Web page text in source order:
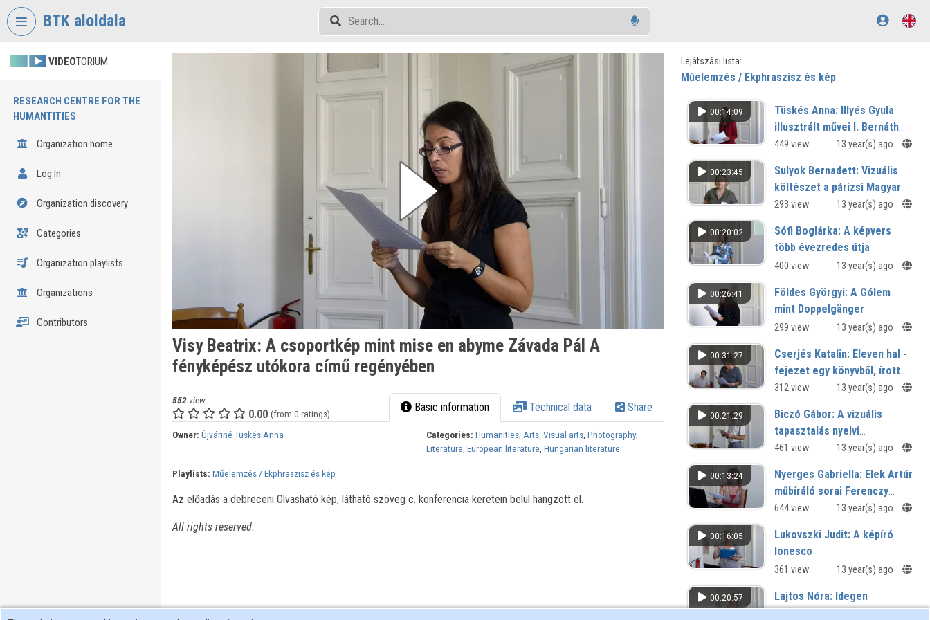
Skip header
BTK aloldala
VIDEOTORIUM
RESEARCH CENTRE FOR THE
HUMANTITIES
Organization home
Log In
Organization discovery
Categories
Organization playlists
Organizations
Contributors
Visy Beatrix: A csoportkép mint mise en abyme Závada Pál A
fényképész utókora című regényében
552view
0.00 (from 0 ratings) Basic information Technical data Share
Owner: Újváriné Tüskés Anna Categories: Humanities,Arts,Visual arts,Photography,
Literature,European literature,Hungarian literature
Playlists: Műelemzés / Ekphraszisz és kép
Az előadás a debreceni Olvasható kép, látható szöveg c. konferencia keretein belül hangzott el.
All rights reserved.
Lejátszási lista:
Műelemzés / Ekphraszisz és kép
00:14:09
Tüskés Anna: Illyés Gyula
illusztrált művei I. Bernáth
Aurél
449 view 13 year(s) ago
00:23:45
Sulyok Bernadett: Vizuális
költészet a párizsi Magyar
Műhely szemszögéből
293 view 13 year(s) ago
00:20:02
Sófi Boglárka: A képvers
több évezredes útja
400 view 13 year(s) ago
00:26:41
Földes Györgyi: A Gólem
mint Doppelgänger
299 view 13 year(s) ago
00:31:27
Cserjés Katalin: Eleven hal -
fejezet egy könyvből, írott
képpel
312 view 13 year(s) ago
00:21:29
Biczó Gábor: A vizuális
tapasztalás nyelvi
reprezentációjának
vetületéről
461 view 13 year(s) ago
00:13:24
Nyerges Gabriella: Elek Artúr
műbíráló sorai Ferenczy
Károlyról
644 view 13 year(s) ago
00:16:05
Lukovszki Judit: A képíró
Ionesco
361 view 13 year(s) ago
00:20:57
Lajtos Nóra: Idegen
szövetdarabok egy Sánta-